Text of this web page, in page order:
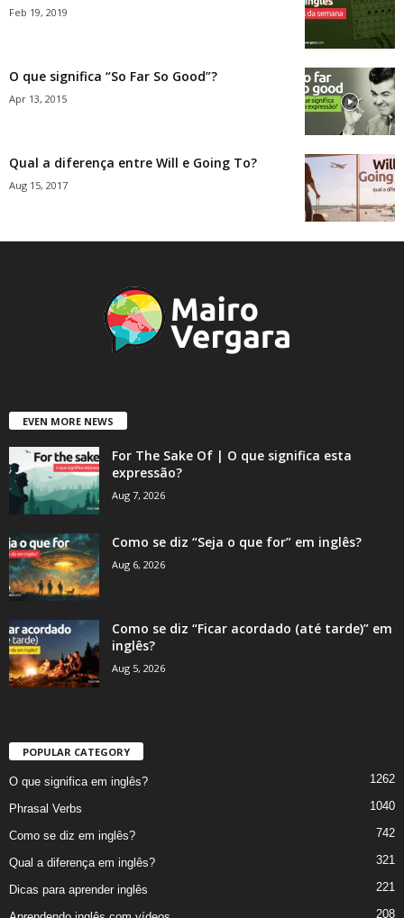
Feb 19, 2019
O que significa “So Far So Good”?
Apr 13, 2015
Qual a diferença entre Will e Going To?
Aug 15, 2017
EVEN MORE NEWS
For The Sake Of | O que significa esta
expressão?
Aug 7, 2026
Como se diz “Seja o que for” em inglês?
Aug 6, 2026
Como se diz “Ficar acordado (até tarde)” em
inglês?
Aug 5, 2026
POPULAR CATEGORY
O que significa em inglês? 1262
Phrasal Verbs 1040
Como se diz em inglês? 742
Qual a diferença em inglês? 321
Dicas para aprender inglês 221
208